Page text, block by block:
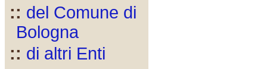
:: del Comune di
Bologna
:: di altri Enti